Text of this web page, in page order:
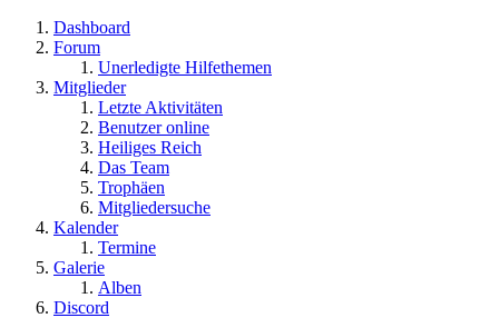
Dashboard
Forum
Unerledigte Hilfethemen
Mitglieder
Letzte Aktivitäten
Benutzer online
Heiliges Reich
Das Team
Trophäen
Mitgliedersuche
Kalender
Termine
Galerie
Alben
Discord